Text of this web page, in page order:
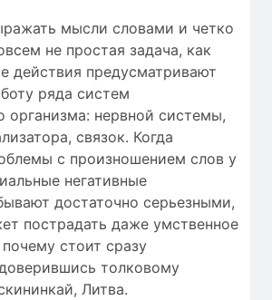
мысли словами и четко
не простая задача, как
действия предусматривают
ряда систем
организма: нервной системы,
связок. Когда
c произношением слов у
негативные
достаточно серьезными,
пострадать даже умственное
стоит сразу
толковому
Литва.